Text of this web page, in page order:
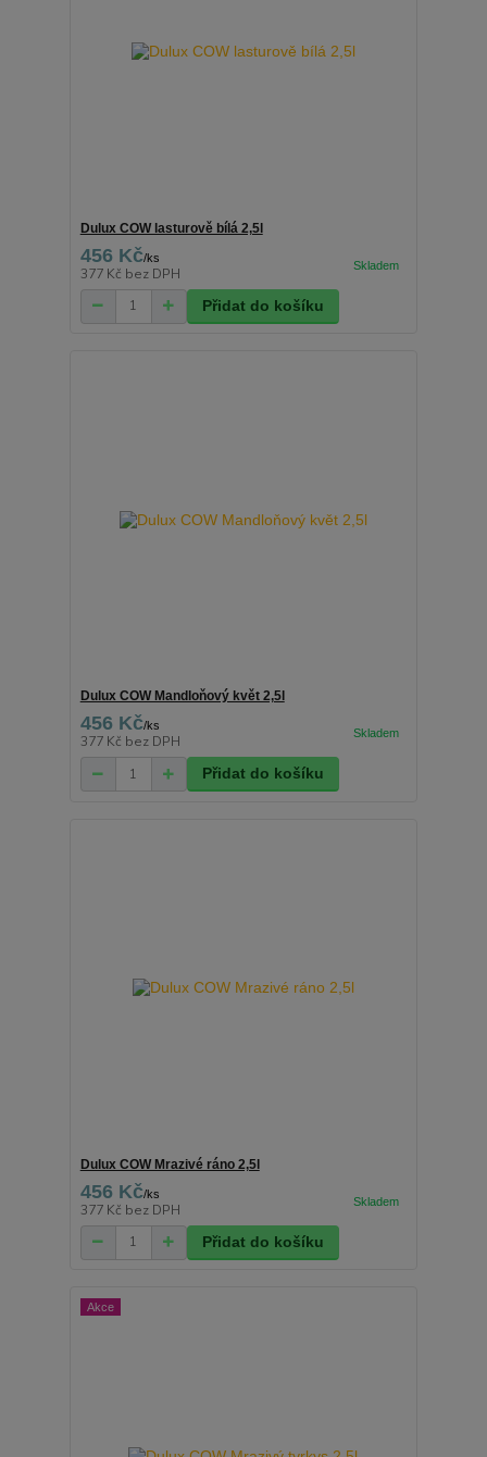
Dulux COW lasturově bílá 2,5l
456 Kč/ks
377 Kč bez DPH
Přidat do košíku
Dulux COW Mandloňový květ 2,5l
456 Kč/ks
377 Kč bez DPH
Přidat do košíku
Dulux COW Mrazivé ráno 2,5l
456 Kč/ks
377 Kč bez DPH
Přidat do košíku
Akce